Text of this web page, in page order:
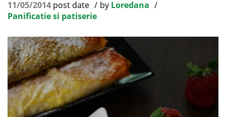
11/05/2014 post date by Loredana
Panificatie si patiserie